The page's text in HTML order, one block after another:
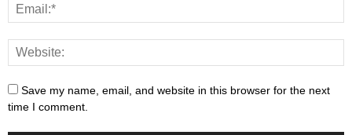
Save my name, email, and website in this browser for the next
time I comment.